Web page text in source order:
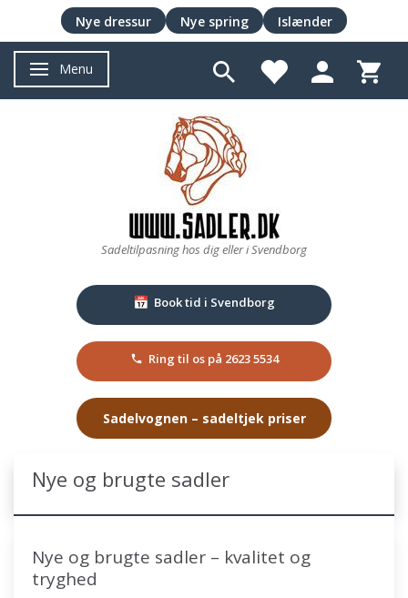
Skifte navigation
Menu
Sadeltilpasning hos dig eller i Svendborg
📅 Book tid i Svendborg
Ring til os på 2623 5534
Sadelvognen – sadeltjek priser
Nye og brugte sadler
Nye og brugte sadler – kvalitet og
tryghed
Nye dressur Nye spring Islænder